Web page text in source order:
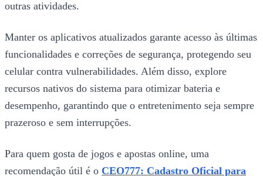
outras atividades.
Manter os aplicativos atualizados garante acesso às últimas
funcionalidades e correções de segurança, protegendo seu
celular contra vulnerabilidades. Além disso, explore
recursos nativos do sistema para otimizar bateria e
desempenho, garantindo que o entretenimento seja sempre
prazeroso e sem interrupções.
Para quem gosta de jogos e apostas online, uma
recomendação útil é o CEO777: Cadastro Oficial para